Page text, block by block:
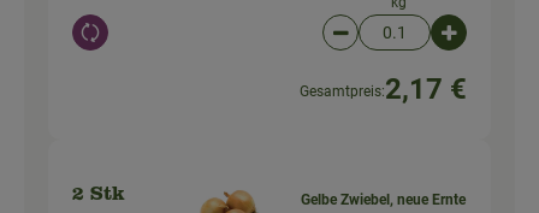
Auswahl ändern Artikelanzahl
Gesamtpreis:2,17 €
2 Stk
Gelbe Zwiebel, neue Ernte